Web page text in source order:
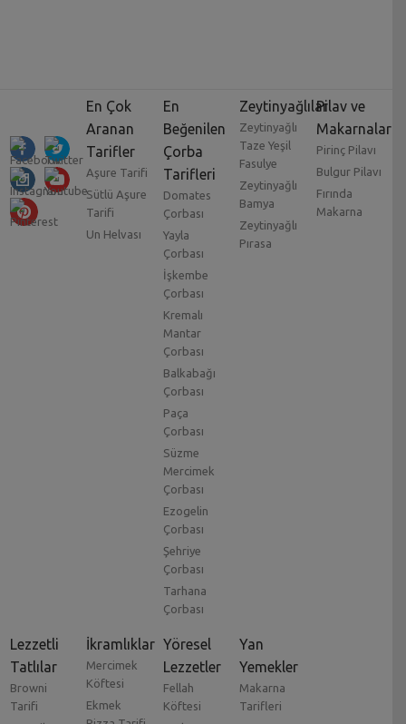
En Çok
Aranan
Tarifler
Aşure Tarifi
Sütlü Aşure
Tarifi
Un Helvası
En
Beğenilen
Çorba
Tarifleri
Domates
Çorbası
Yayla
Çorbası
İşkembe
Çorbası
Kremalı
Mantar
Çorbası
Balkabağı
Çorbası
Paça
Çorbası
Süzme
Mercimek
Çorbası
Ezogelin
Çorbası
Şehriye
Çorbası
Tarhana
Çorbası
Zeytinyağlılar
Zeytinyağlı
Taze Yeşil
Fasulye
Zeytinyağlı
Bamya
Zeytinyağlı
Pırasa
Pilav ve
Makarnalar
Pirinç Pilavı
Bulgur Pilavı
Fırında
Makarna
Lezzetli
Tatlılar
Browni
Tarifi
İkramlıklar
Mercimek
Köftesi
Ekmek
Yöresel
Lezzetler
Fellah
Köftesi
Yan
Yemekler
Makarna
Tarifleri